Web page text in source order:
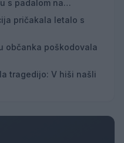
s padalom na
pričakala letalo s
občanka poškodovala
tragedijo: V hiši našli